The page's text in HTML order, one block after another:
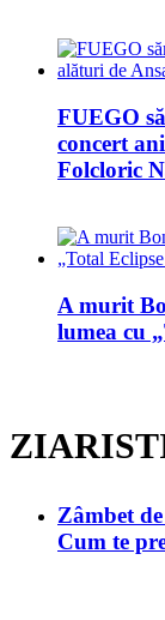
FUEGO
concert
Folcloric
A murit
lumea cu
Zâmbet
Cum te